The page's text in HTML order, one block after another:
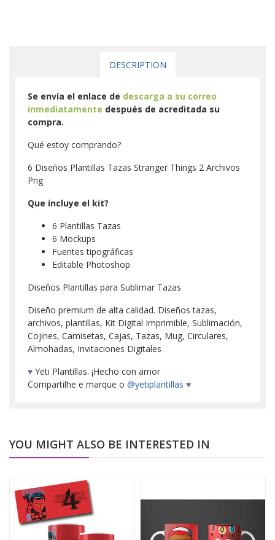
DESCRIPTION
Se envía el enlace de descarga a su correo
inmediatamente después de acreditada su
compra.
Qué estoy comprando?
6 Diseños Plantillas Tazas Stranger Things 2 Archivos
Png
Que incluye el kit?
6 Plantillas Tazas
6 Mockups
Fuentes tipográficas
Editable Photoshop
Diseños Plantillas para Sublimar Tazas
Diseño premium de alta calidad. Diseños tazas,
archivos, plantillas, Kit Digital Imprimible, Sublimación,
Cojines, Camisetas, Cajas, Tazas, Mug, Circulares,
Almohadas, Invitaciones Digitales
♥ Yeti Plantillas. ¡Hecho con amor
Compartilhe e marque o @yetiplantillas ♥
YOU MIGHT ALSO BE INTERESTED IN